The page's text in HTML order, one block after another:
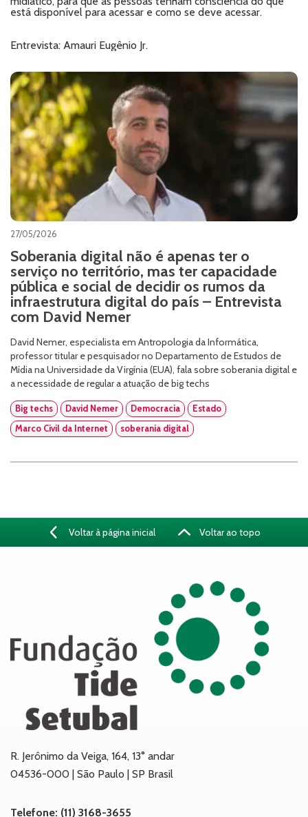
está disponível para acessar e como se deve acessar.
Entrevista: Amauri Eugênio Jr.
27/05/2026
Soberania digital não é apenas ter o
serviço no território, mas ter capacidade
pública e social de decidir os rumos da
infraestrutura digital do país – Entrevista
com David Nemer
David Nemer, especialista em Antropologia da Informática,
professor titular e pesquisador no Departamento de Estudos de
Mídia na Universidade da Virgínia (EUA), fala sobre soberania digital e
a necessidade de regular a atuação de big techs
Big techs David Nemer Democracia
Estado
Marco Civil da Internet
soberania digital
Voltar à página inicial Voltar ao topo
R. Jerônimo da Veiga, 164, 13° andar
04536-000 | São Paulo | SP Brasil
Telefone: (11) 3168-3655